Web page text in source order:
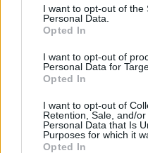
cualquier momento
visitando nuestra política
I want to opt-out of the
Personal Data.
Opted In
I want to opt-out of
Personal Data for
Opted In
I want to opt-out of
Retention, Sale, and/
Personal Data that Is
Purposes for which it
Opted In